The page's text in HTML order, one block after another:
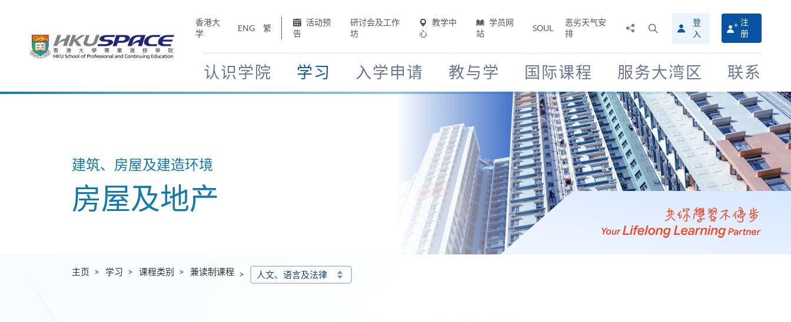
香港大
学
ENG 繁
活动预
告
研讨会及工作
坊
教学中
心
学员网
站
SOUL
恶劣天气安
排
搜
寻
介
面
登
入
注
册
认识学院 学习 入学申请 教与学 国际课程 服务大湾区 联系
Main
建筑、房屋及建造环境
房屋及地产
主页 学习 课程类别 兼读制课程 人文、语言及法律